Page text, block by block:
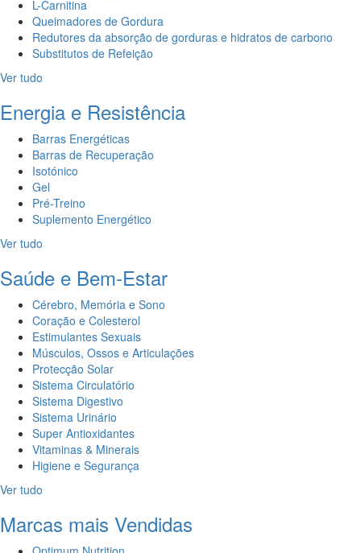
L-Carnitina
Queimadores de Gordura
Redutores da absorção de gorduras e hidratos de carbono
Substitutos de Refeição
Ver tudo
Energia e Resistência
Barras Energéticas
Barras de Recuperação
Isotónico
Gel
Pré-Treino
Suplemento Energético
Ver tudo
Saúde e Bem-Estar
Cérebro, Memória e Sono
Coração e Colesterol
Estimulantes Sexuais
Músculos, Ossos e Articulações
Protecção Solar
Sistema Circulatório
Sistema Digestivo
Sistema Urinário
Super Antioxidantes
Vitaminas & Minerais
Higiene e Segurança
Ver tudo
Marcas mais Vendidas